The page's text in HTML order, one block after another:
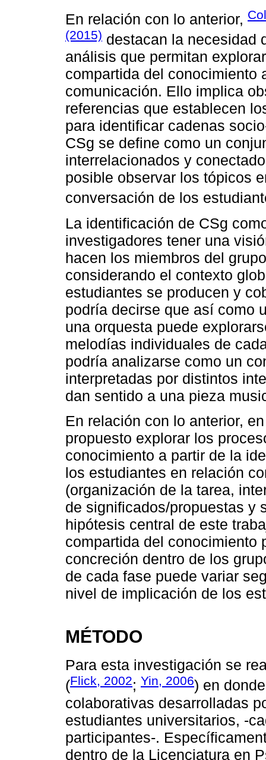
En relación con lo anterior,
(2015) destacan la necesidad
análisis que permitan
compartida del conocimiento
comunicación. Ello implica
referencias que establecen
para identificar cadenas
CSg se define como un
interrelacionados y
posible observar los tópicos
conversación de los
La identificación de CSg
investigadores tener una
hacen los miembros del
considerando el contexto
estudiantes se producen y
podría decirse que así como
una orquesta puede
melodías individuales de
podría analizarse como un
interpretadas por distintos
dan sentido a una pieza
En relación con lo anterior,
propuesto explorar los
conocimiento a partir de la
los estudiantes en relación
(organización de la tarea,
de significados/propuestas y
hipótesis central de este
compartida del conocimiento
concreción dentro de los
de cada fase puede variar
nivel de implicación de los
MÉTODO
Para esta investigación se
(Flick, 2002; Yin, 2006) en
colaborativas desarrolladas
estudiantes universitarios, -
participantes-.
dentro de la Licenciatura en